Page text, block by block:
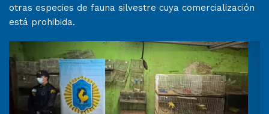
otras especies de fauna silvestre cuya comercialización
está prohibida.